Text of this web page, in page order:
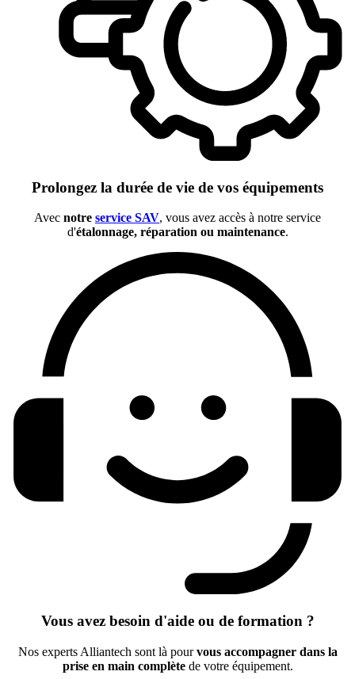
Prolongez la durée de vie de vos équipements
Avec notre service SAV, vous avez accès à notre service
d'étalonnage, réparation ou maintenance.
Vous avez besoin d'aide ou de formation ?
Nos experts Alliantech sont là pourvous accompagner dans la
prise en main complètede votre équipement.